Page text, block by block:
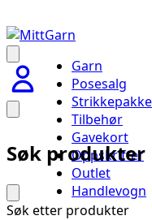
Garn
Posesalg
Tilbehør
Gavekort
Oppskrifter
Outlet
Handlevogn
Søk produkter
Søk etter produkter